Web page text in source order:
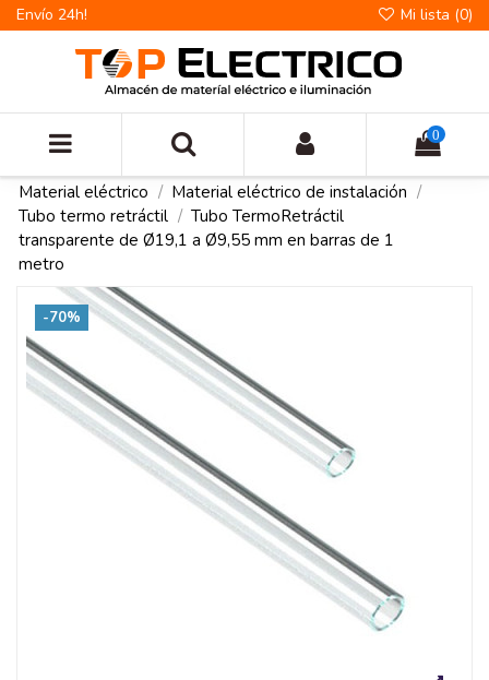
Envío 24h! Mi lista (0)
0
Material eléctrico
Material eléctrico de instalación
Tubo termo retráctil
Tubo TermoRetráctil
transparente de Ø19,1 a Ø9,55 mm en barras de 1
metro
-70%